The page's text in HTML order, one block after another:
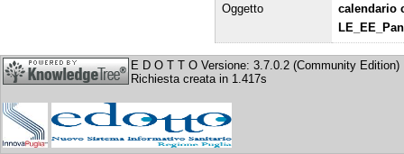
Oggetto
calendario
E D O T T O Versione: 3.7.0.2 (Community Edition)
Richiesta creata in 1.417s